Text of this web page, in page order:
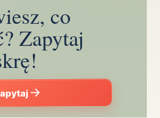
co
Zapytaj